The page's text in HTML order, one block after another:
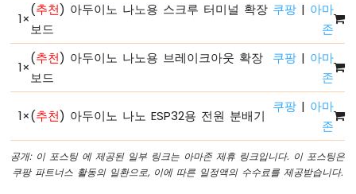
시
리
플
두
이
1×
(추천) 아두이노 나노용 스크루 터미널 확장
보드
쿠팡 | 아마
존
1×
(추천) 아두이노 나노용 브레이크아웃 확장
보드
쿠팡 | 아마
존
1×(추천) 아두이노 나노 ESP32용 전원 분배기
쿠팡 | 아마
존
공개: 이 포스팅 에 제공된 일부 링크는 아마존 제휴 링크입니다. 이 포스팅은
쿠팡 파트너스 활동의 일환으로, 이에 따른 일정액의 수수료를 제공받습니다.